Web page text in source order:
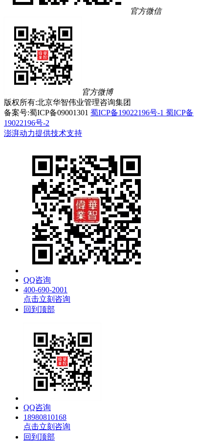
官方微信
官方微博
版权所有:北京华智伟业管理咨询集团
备案号:蜀ICP备09001301 蜀ICP备19022196号-1 蜀ICP备
19022196号-2
澎湃动力提供技术支持
QQ咨询
400-690-2001
点击立刻咨询
回到顶部
QQ咨询
18980810168
点击立刻咨询
回到顶部